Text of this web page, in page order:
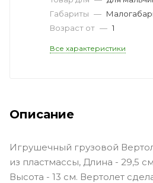
Габариты —
Возраст от — 1
Все характеристики
Описание
Игрушечный грузовой
из пластмассы, Длина - 29,5
Высота - 13 см. Вертолет